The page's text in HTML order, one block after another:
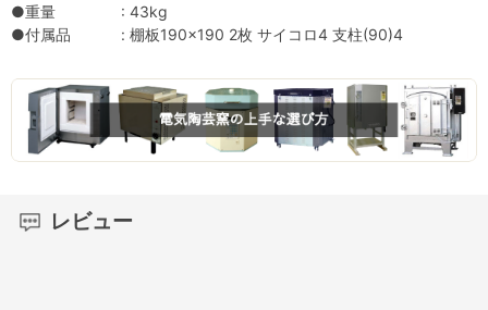
●重量 : 43kg
●付属品 : 棚板190×190 2枚 サイコロ4 支柱(90)4
レビュー